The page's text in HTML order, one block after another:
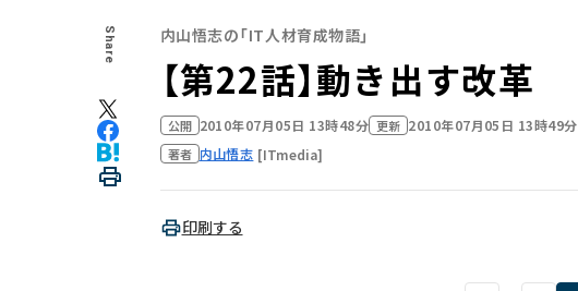
Share 内山悟志の「IT人材育成物語」
【第22話】動き出す改革
公開 2010年07月05日 13時48分 更新 2010年07月05日 13時49分
著者 内山悟志 [ITmedia]
印刷する